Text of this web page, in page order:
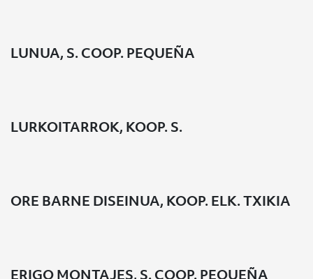
LUNUA, S. COOP. PEQUEÑA
LURKOITARROK, KOOP. S.
ORE BARNE DISEINUA, KOOP. ELK. TXIKIA
ERIGO MONTAJES, S. COOP. PEQUEÑA